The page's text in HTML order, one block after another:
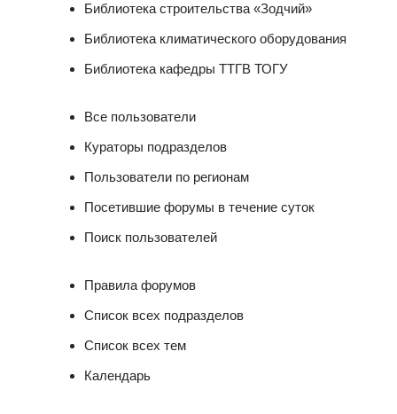
Библиотека строительства «Зодчий»
Библиотека климатического оборудования
Библиотека кафедры ТТГВ ТОГУ
Все пользователи
Кураторы подразделов
Пользователи по регионам
Посетившие форумы в течение суток
Поиск пользователей
Правила форумов
Список всех подразделов
Список всех тем
Календарь